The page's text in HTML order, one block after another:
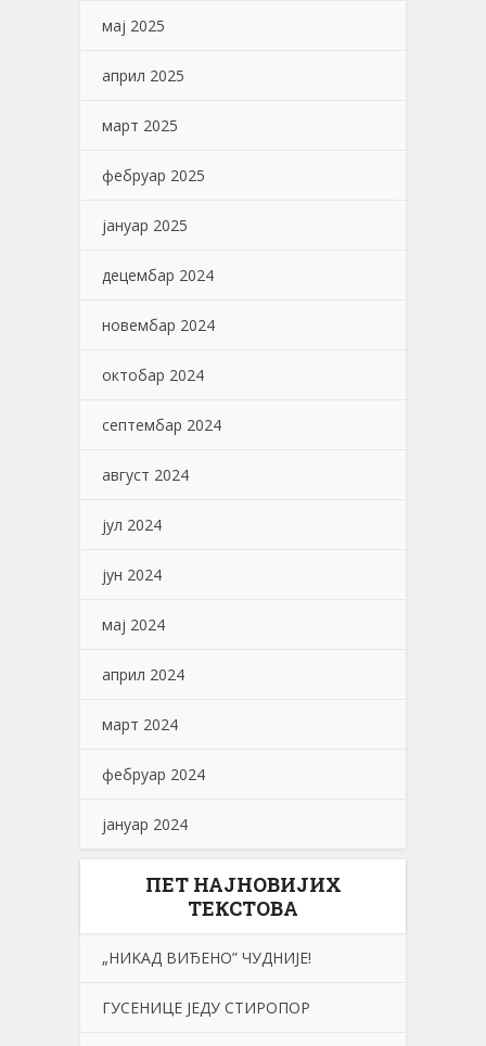
мај 2025
април 2025
март 2025
фебруар 2025
јануар 2025
децембар 2024
новембар 2024
октобар 2024
септембар 2024
август 2024
јул 2024
јун 2024
мај 2024
април 2024
март 2024
фебруар 2024
јануар 2024
ПЕТ НАЈНОВИЈИХ
ТЕКСТОВА
„НИKАД ВИЂЕНО” ЧУДНИЈЕ!
ГУСЕНИЦЕ ЈЕДУ СТИРОПОР